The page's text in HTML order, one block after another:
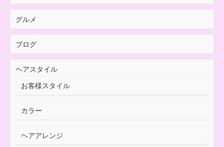
グルメ
ブログ
ヘアスタイル
お客様スタイル
カラー
ヘアアレンジ